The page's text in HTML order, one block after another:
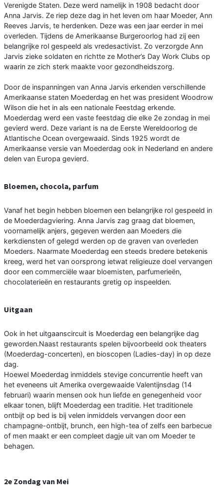
Verenigde Staten. Deze werd namelijk in 1908 bedacht door
Anna Jarvis. Ze riep deze dag in het leven om haar Moeder, Ann
Reeves Jarvis, te herdenken. Deze was een jaar eerder in mei
overleden. Tijdens de Amerikaanse Burgeroorlog had zij een
belangrijke rol gespeeld als vredesactivist. Zo verzorgde Ann
Jarvis zieke soldaten en richtte ze Mother’s Day Work Clubs op
waarin ze zich sterk maakte voor gezondheidszorg.
Door de inspanningen van Anna Jarvis erkenden verschillende
Amerikaanse staten Moederdag en het was president Woodrow
Wilson die het in als een nationale Feestdag erkende.
Moederdag werd een vaste feestdag die elke 2e zondag in mei
gevierd werd. Deze variant is na de Eerste Wereldoorlog de
Atlantische Ocean overgewaaid. Sinds 1925 wordt de
Amerikaanse versie van Moederdag ook in Nederland en andere
delen van Europa gevierd.
Bloemen, chocola, parfum
Vanaf het begin hebben bloemen een belangrijke rol gespeeld in
de Moederdagviering. Anna Jarvis zag graag dat bloemen,
voornamelijk anjers, gegeven werden aan Moeders die
kerkdiensten of gelegd werden op de graven van overleden
Moeders. Naarmate Moederdag een steeds bredere betekenis
kreeg, werd het van oorsprong ietwat religieuze doel vervangen
door een commerciële waar bloemisten, parfumerieën,
chocolaterieën en restaurants gretig op inspeelden.
Uitgaan
Ook in het uitgaanscircuit is Moederdag een belangrijke dag
geworden.Naast restaurants spelen bijvoorbeeld ook theaters
(Moederdag-concerten), en bioscopen (Ladies-day) in op deze
dag.
Hoewel Moederdag inmiddels stevige concurrentie heeft van
het eveneens uit Amerika overgewaaide Valentijnsdag (14
februari) waarin mensen ook hun liefde en genegenheid voor
elkaar tonen, blijft Moederdag een traditie. Het traditionele
ontbijt op bed is bij velen inmiddels vervangen door een
champagne-ontbijt, brunch, een high-tea of zelfs een barbecue
of men maakt er een compleet dagje uit van om Moeder te
behagen.
2e Zondag van Mei